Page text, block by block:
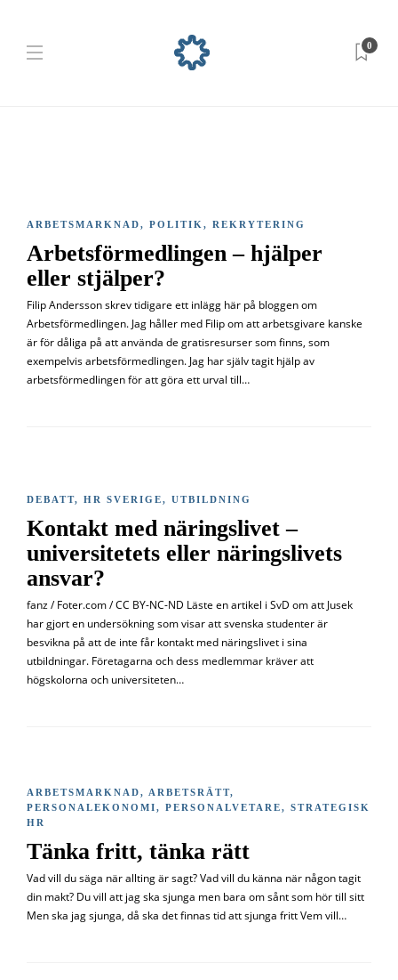
0
ARBETSMARKNAD, POLITIK , REKRYTERING
Arbetsförmedlingen – hjälper
eller stjälper?
Filip Andersson skrev tidigare ett inlägg här på bloggen om
Arbetsförmedlingen. Jag håller med Filip om att arbetsgivare kanske
är för dåliga på att använda de gratisresurser som finns, som
exempelvis arbetsförmedlingen. Jag har själv tagit hjälp av
arbetsförmedlingen för att göra ett urval till…
DEBATT, HR SVERIGE, UTBILDNING
Kontakt med näringslivet –
universitetets eller näringslivets
ansvar?
fanz / Foter.com / CC BY-NC-ND Läste en artikel i SvD om att Jusek
har gjort en undersökning som visar att svenska studenter är
besvikna på att de inte får kontakt med näringslivet i sina
utbildningar. Företagarna och dess medlemmar kräver att
högskolorna och universiteten…
ARBETSMARKNAD, ARBETSRÄTT,
PERSONALEKONOMI, PERSONALVETARE, STRATEGISK
HR
Tänka fritt, tänka rätt
Vad vill du säga när allting är sagt? Vad vill du känna när någon tagit
din makt? Du vill att jag ska sjunga men bara om sånt som hör till sitt
Men ska jag sjunga, då ska det finnas tid att sjunga fritt Vem vill…